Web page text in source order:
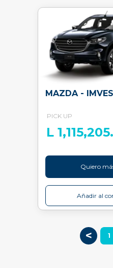
MAZDA -
PICK UP
L
Quiero
Añadir al
< 1